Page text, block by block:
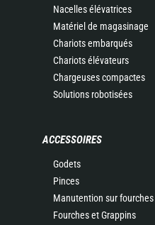
Nacelles élévatrices
Matériel de magasinage
Chariots embarqués
Chariots élévateurs
Chargeuses compactes
Solutions robotisées
ACCESSOIRES
Godets
Pinces
Manutention sur fourches
Fourches et Grappins